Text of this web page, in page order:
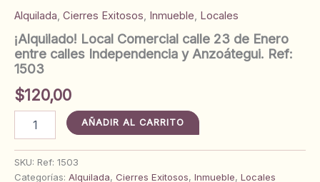
Alquilada, Cierres Exitosos, Inmueble, Locales
¡Alquilado! Local Comercial calle 23 de Enero
entre calles Independencia y Anzoátegui. Ref:
1503
$120,00
Local
calle
23
AÑADIR AL CARRITO
SKU: Ref: 1503
Categorías: Alquilada, Cierres Exitosos, Inmueble, Locales